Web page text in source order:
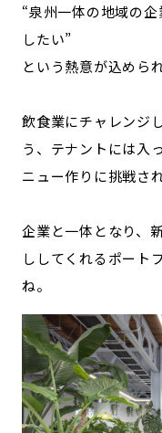
“泉州一体の地域の
したい”
という熱意が込めら
飲食業にチャレンジ
う、テナントには入
ニュー作りに挑戦さ
企業と一体となり、
ししてくれるポート
ね。